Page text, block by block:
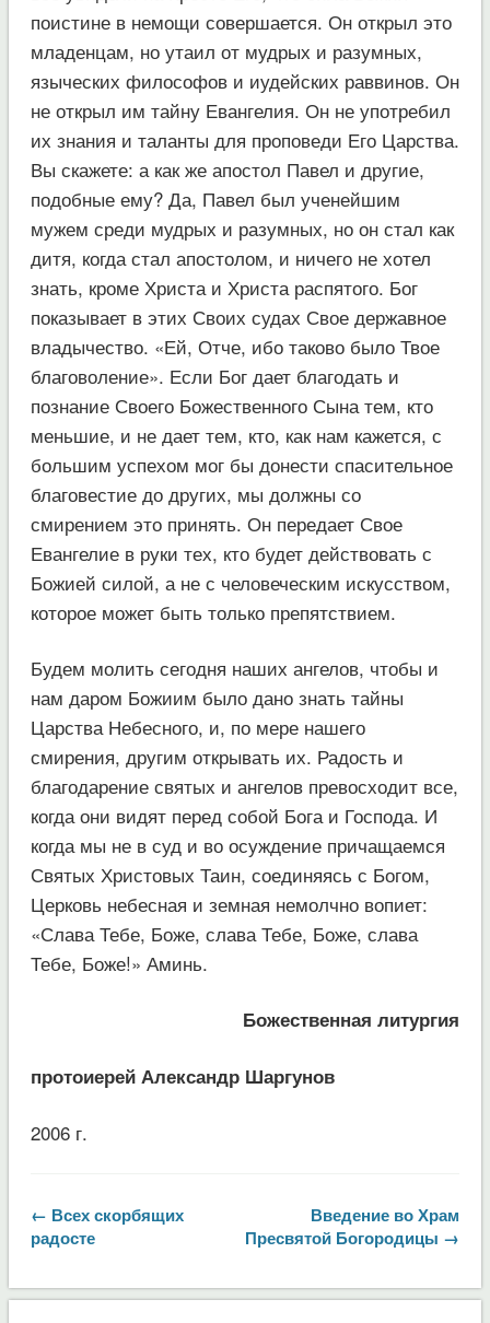
поистине в немощи совершается. Он открыл это
младенцам, но утаил от мудрых и разумных,
языческих философов и иудейских раввинов. Он
не открыл им тайну Евангелия. Он не употребил
их знания и таланты для проповеди Его Царства.
Вы скажете: а как же апостол Павел и другие,
подобные ему? Да, Павел был ученейшим
мужем среди мудрых и разумных, но он стал как
дитя, когда стал апостолом, и ничего не хотел
знать, кроме Христа и Христа распятого. Бог
показывает в этих Своих судах Свое державное
владычество. «Ей, Отче, ибо таково было Твое
благоволение». Если Бог дает благодать и
познание Своего Божественного Сына тем, кто
меньшие, и не дает тем, кто, как нам кажется, с
большим успехом мог бы донести спасительное
благовестие до других, мы должны со
смирением это принять. Он передает Свое
Евангелие в руки тех, кто будет действовать с
Божией силой, а не с человеческим искусством,
которое может быть только препятствием.
Будем молить сегодня наших ангелов, чтобы и
нам даром Божиим было дано знать тайны
Царства Небесного, и, по мере нашего
смирения, другим открывать их. Радость и
благодарение святых и ангелов превосходит все,
когда они видят перед собой Бога и Господа. И
когда мы не в суд и во осуждение причащаемся
Святых Христовых Таин, соединяясь с Богом,
Церковь небесная и земная немолчно вопиет:
«Слава Тебе, Боже, слава Тебе, Боже, слава
Тебе, Боже!» Аминь.
Божественная литургия
протоиерей Александр Шаргунов
2006 г.
← Всех скорбящих
радосте
Введение во Храм
Пресвятой Богородицы →